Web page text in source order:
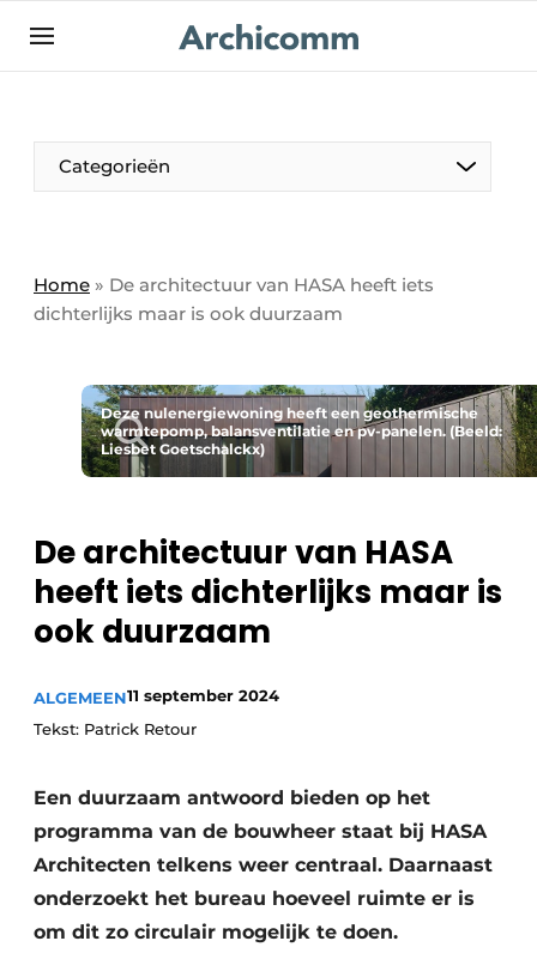
NL be-FR
Categorieën
Home » De architectuur van HASA heeft iets
dichterlijks maar is ook duurzaam
Deze nulenergiewoning heeft een geothermische
warmtepomp, balansventilatie en pv-panelen. (Beeld:
Liesbet Goetschalckx)
De architectuur van HASA
heeft iets dichterlijks maar is
ook duurzaam
ALGEMEEN11 september 2024
Tekst: Patrick Retour
Een duurzaam antwoord bieden op het
programma van de bouwheer staat bij HASA
Architecten telkens weer centraal. Daarnaast
onderzoekt het bureau hoeveel ruimte er is
om dit zo circulair mogelijk te doen.